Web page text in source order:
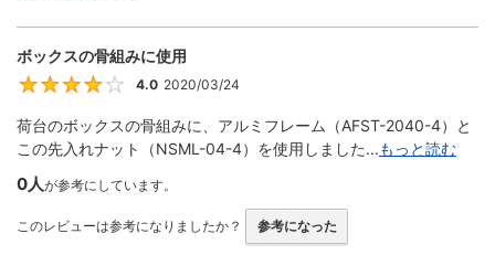
ボックスの骨組みに使用
4
4.0 2020/03/24
荷台のボックスの骨組みに、アルミフレーム（AFST-2040-4）と
この先入れナット（NSML-04-4）を使用しました...もっと読む
0人が参考にしています。
このレビューは参考になりましたか？ 参考になった